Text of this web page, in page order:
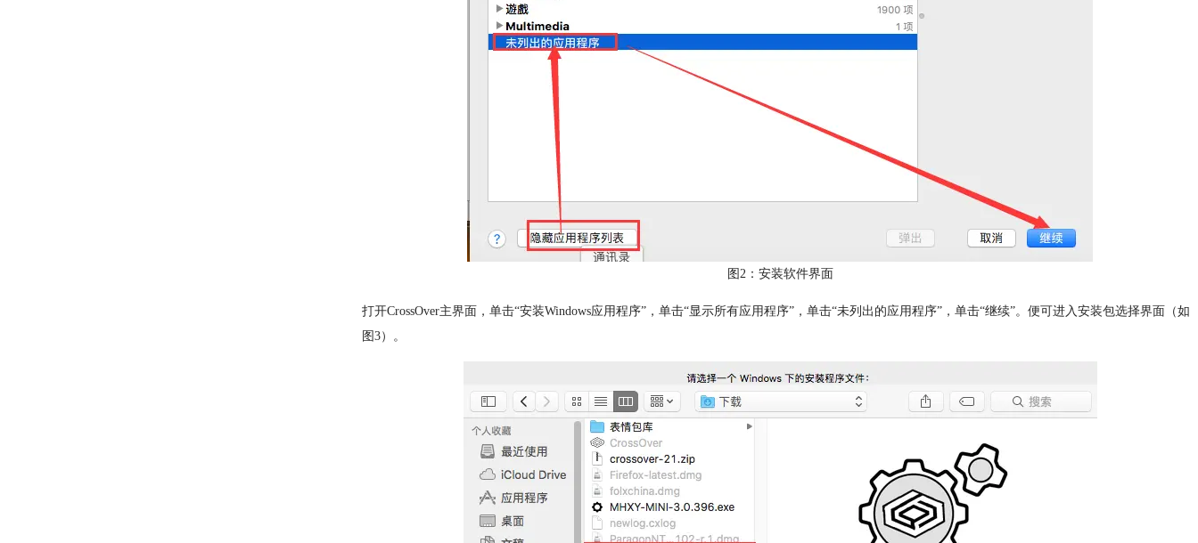
图2：安装软件界面
打开CrossOver主界面，单击“安装Windows应用程序”，单击“显示所有应用程序”，单击“未列出的应用程序”，单击“继续”。便可进入安装包选择界面（如
图3）。